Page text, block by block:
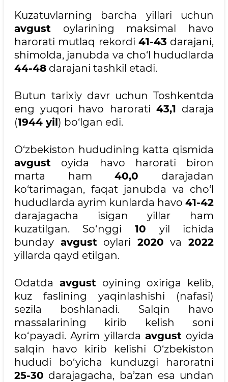
Kuzatuvlarning barcha yillari uchun
avgust oylarining maksimal havo
harorati mutlaq rekordi 41-43 darajani,
shimolda, janubda va cho‘l hududlarda
44-48 darajani tashkil etadi.
Butun tarixiy davr uchun Toshkentda
eng yuqori havo harorati 43,1 daraja
(1944 yil) bo‘lgan edi.
O‘zbekiston hududining katta qismida
avgust oyida havo harorati biron
marta ham40,0 darajadan
ko‘tarimagan, faqat janubda va cho‘l
hududlarda ayrim kunlarda havo 41-42
darajagacha isigan yillar ham
kuzatilgan. So‘nggi 10 yil ichida
bunday avgustoylari 2020 va2022
yillarda qayd etilgan.
Odatda avgustoyining oxiriga kelib,
kuz faslining yaqinlashishi (nafasi)
sezila boshlanadi. Salqin havo
massalarining kirib kelish soni
ko‘payadi. Ayrim yillarda avgustoyida
salqin havo kirib kelishi O‘zbekiston
hududi bo‘yicha kunduzgi haroratni
25-30 darajagacha, ba’zan esa undan